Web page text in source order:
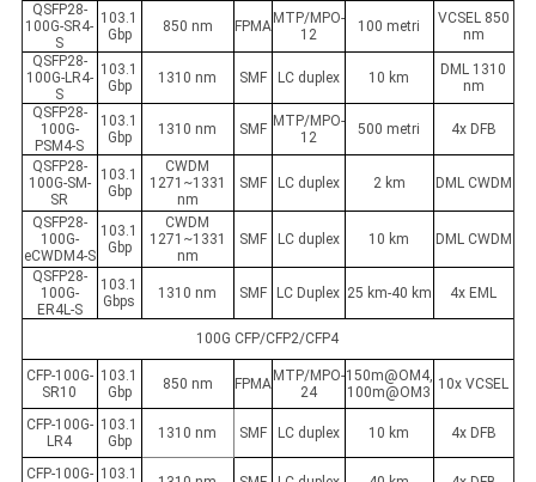
QSFP28-
100G-SR4-
S
103.1
Gbp
850 nm FPMA MTP/MPO-
12
100 metri
VCSEL 850
nm
QSFP28-
100G-LR4-
S
103.1
Gbp
1310 nm SMF LC duplex 10 km
DML 1310
nm
QSFP28-
100G-
PSM4-S
103.1
Gbp
1310 nm SMF MTP/MPO-
12
500 metri 4x DFB
QSFP28-
100G-SM-
SR
103.1
Gbp
CWDM
1271~1331
nm
SMF LC duplex 2 km DML CWDM
QSFP28-
100G-
eCWDM4-S
103.1
Gbp
CWDM
1271~1331
nm
SMF LC duplex 10 km DML CWDM
QSFP28-
100G-
ER4L-S
103.1
Gbps
1310 nm SMF LC Duplex 25 km-40 km 4x EML
100G CFP/CFP2/CFP4
CFP-100G-
SR10
103.1
Gbp
850 nm FPMA MTP/MPO-
24
150m@OM4,
100m@OM3 10x VCSEL
CFP-100G-
LR4
103.1
Gbp
1310 nm SMF LC duplex 10 km 4x DFB
CFP-100G- 103.1